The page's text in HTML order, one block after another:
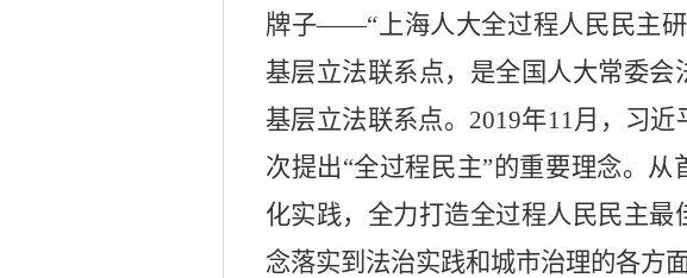
牌子——“上海人大全过程人民民主
基层立法联系点，是全国人大常委会
基层立法联系点。2019年11月，习
次提出“全过程民主”的重要理念。
化实践，全力打造全过程人民民主最
念落实到法治实践和城市治理的各方